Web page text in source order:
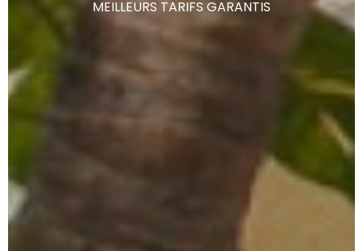
MEILLEURS TARIFS GARANTIS